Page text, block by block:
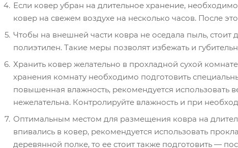
Если ковер убран на длительное хранение,
ковер на свежем воздухе на несколько часов. После
Чтобы на внешней части ковра не оседала пыль, стоит
полиэтилен. Такие меры позволят избежать и
Хранить ковер желательно в прохладной сухой
хранения комнату необходимо подготовить
повышенная влажность, рекомендуется использовать
нежелательна. Контролируйте влажность и при
Оптимальным местом для размещения ковра на
впивались в ковер, рекомендуется использовать
деревянной полке, то ее стоит также подготовить —